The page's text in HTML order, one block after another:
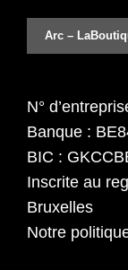
Arc –
N°
Banque :
BIC :
Inscrite au
Bruxelles
Notre